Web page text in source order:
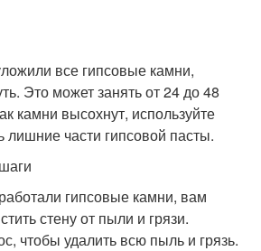
все гипсовые камни,
Это может занять от 24 до 48
камни высохнут, используйте
лишние части гипсовой пасты.
гипсовые камни, вам
стену от пыли и грязи.
чтобы удалить всю пыль и грязь.